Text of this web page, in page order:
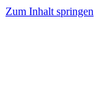
Zum Inhalt springen